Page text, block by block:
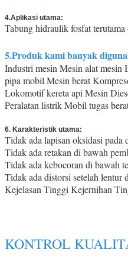
4.Aplikasi utama:
Tabung hidraulik fosfat
5.Produk kami banyak
Industri mesin Mesin alat
pipa mobil Mesin berat
Lokomotif kereta api Mesin
Peralatan listrik Mobil tugas
6. Karakteristik utama:
Tidak ada lapisan oksidasi pada
Tidak ada retakan di bawah
Tidak ada kebocoran di bawah
Tidak ada distorsi setelah lentur
Kejelasan Tinggi Kejernihan
KONTROL